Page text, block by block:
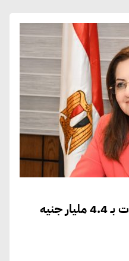
التخطيط: اعتماد استثمارات بـ 4.4 مليار جنيه